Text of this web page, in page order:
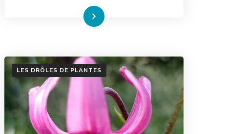
Lire la suite
LES DRÔLES DE PLANTES